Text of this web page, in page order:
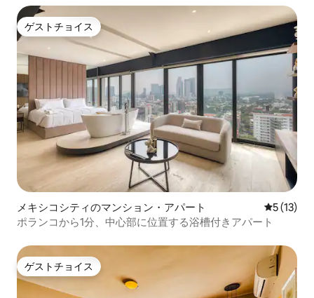
ゲストチョイス
ゲストチョイス
メキシコシティのマンション・アパート レビュー
5 (13)
ポランコから1分、中心部に位置する浴槽付きアパート
ゲストチョイス
ゲストチョイス